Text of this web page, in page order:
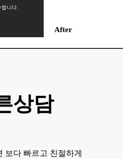
니다.
After
상담
보다 빠르고 친절하게